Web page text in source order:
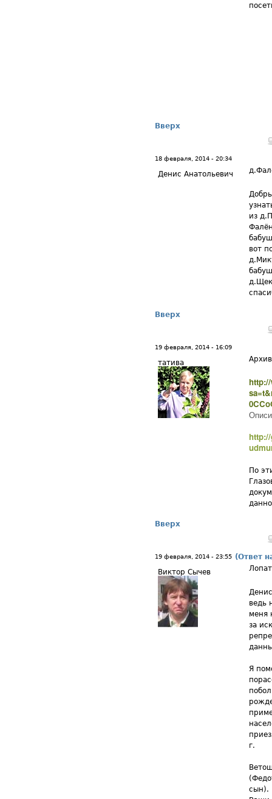
Вверх
18 февраля, 2014 - 20:34
Денис Анатольевич
из
вот
Вверх
19 февраля, 2014 - 16:09
татива
По
Вверх
19 февраля, 2014 - 23:55 (Ответ
Виктор Сычев
ведь
меня
за
Я
г.
сын).